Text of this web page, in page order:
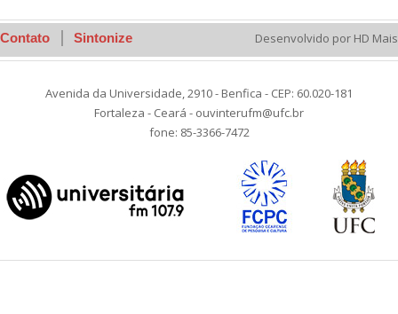
Contato Sintonize Desenvolvido por HD Mais
Avenida da Universidade, 2910 - Benfica - CEP: 60.020-181
Fortaleza - Ceará - ouvinterufm@ufc.br
fone: 85-3366-7472